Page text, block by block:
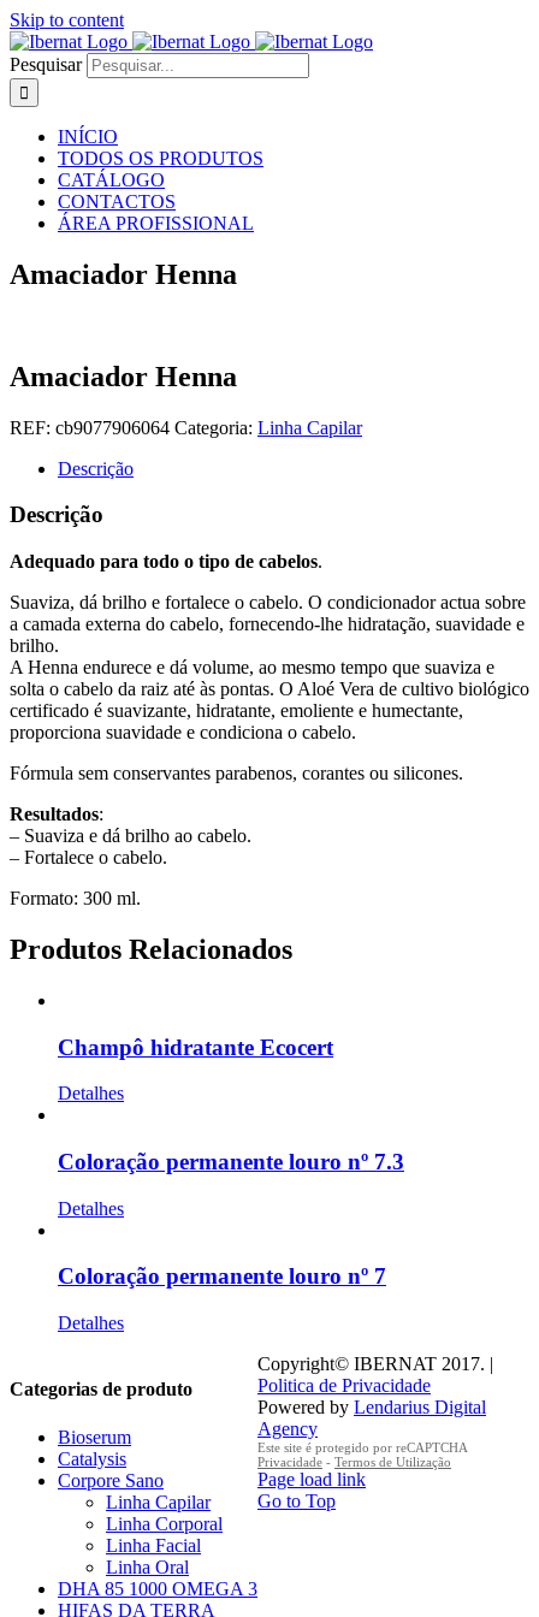
Skip to content
Pesquisar
INÍCIO
TODOS OS PRODUTOS
CATÁLOGO
CONTACTOS
ÁREA PROFISSIONAL
Amaciador Henna
Amaciador Henna
REF: cb9077906064 Categoria: Linha Capilar
Descrição
Descrição
Adequado para todo o tipo de cabelos.
Suaviza, dá brilho e fortalece o cabelo. O condicionador actua sobre
a camada externa do cabelo, fornecendo-lhe hidratação, suavidade e
brilho.
A Henna endurece e dá volume, ao mesmo tempo que suaviza e
solta o cabelo da raiz até às pontas. O Aloé Vera de cultivo biológico
certificado é suavizante, hidratante, emoliente e humectante,
proporciona suavidade e condiciona o cabelo.
Fórmula sem conservantes parabenos, corantes ou silicones.
Resultados:
– Suaviza e dá brilho ao cabelo.
– Fortalece o cabelo.
Formato: 300 ml.
Produtos Relacionados
Champô hidratante Ecocert
Detalhes
Coloração permanente louro nº 7.3
Detalhes
Coloração permanente louro nº 7
Detalhes
Categorias de produto
Bioserum
Catalysis
Corpore Sano
Linha Capilar
Linha Corporal
Linha Facial
Linha Oral
DHA 85 1000 OMEGA 3
HIFAS DA TERRA
Copyright© IBERNAT 2017. |
Politica de Privacidade
Powered by Lendarius Digital
Agency
Este site é protegido por reCAPTCHA
Privacidade - Termos de Utilização
Page load link
Go to Top